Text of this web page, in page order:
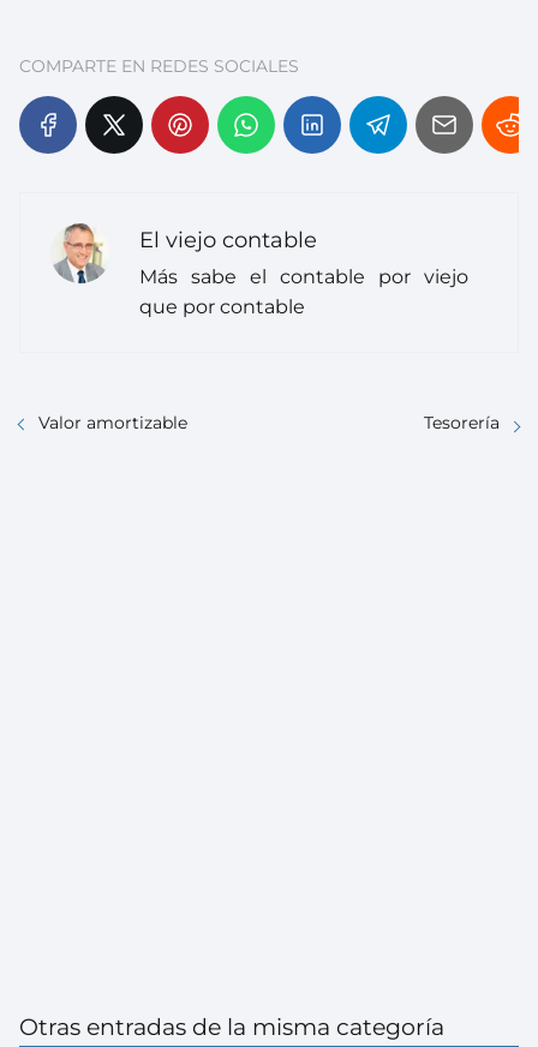
COMPARTE EN REDES SOCIALES
El viejo contable
Más sabe el contable por viejo
que por contable
Valor amortizable Tesorería
Otras entradas de la misma categoría